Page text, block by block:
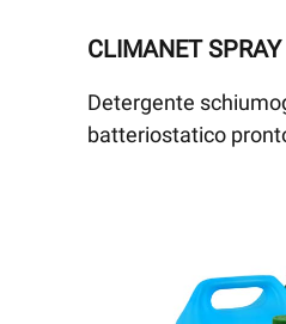
CLIMANET SPRAY
Detergente
batteriostatico